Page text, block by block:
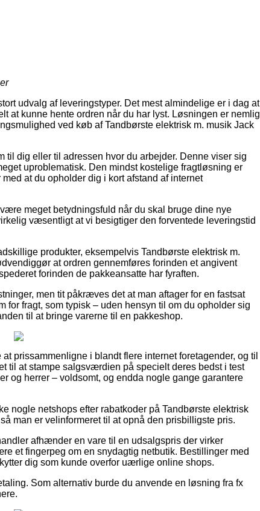
udvalg af leveringstyper. Det mest almindelige er i dag at
at kunne hente ordren når du har lyst. Løsningen er nemlig
ved køb af Tandbørste elektrisk m. musik Jack
til dig eller til adressen hvor du arbejder. Denne viser sig
uproblematisk. Den mindst kostelige fragtløsning er
at du opholder dig i kort afstand af internet
meget betydningsfuld når du skal bruge dine nye
væsentligt at vi besigtiger den forventede leveringstid
produkter, eksempelvis Tandbørste elektrisk m.
at ordren gennemføres forinden et angivent
forinden de pakkeansatte har fyraften.
men tit påkræves det at man aftager for en fastsat
fragt, som typisk – uden hensyn til om du opholder sig
til at bringe varerne til en pakkeshop.
prissammenligne i blandt flere internet foretagender, og til
til at stampe salgsværdien på specielt deres bedst i test
og herrer – voldsomt, og endda nogle gange garantere
nogle netshops efter rabatkoder på Tandbørste elektrisk
man er velinformeret til at opnå den prisbilligste pris.
afhænder en vare til en udsalgspris der virker
et fingerpeg om en snydagtig netbutik. Bestillinger med
dig som kunde overfor uærlige online shops.
Som alternativ burde du anvende en løsning fra fx